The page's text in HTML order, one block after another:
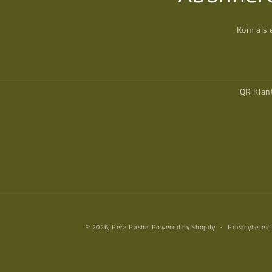
Kom als
QR
© 2026, Pera Pasha Powered by Shopify Privacybeleid